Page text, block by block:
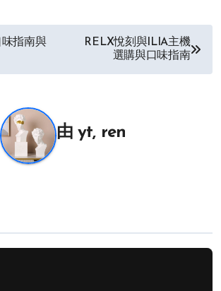
指南與
RELX悅刻與ILIA主機
選購與口味指南
由yt, ren